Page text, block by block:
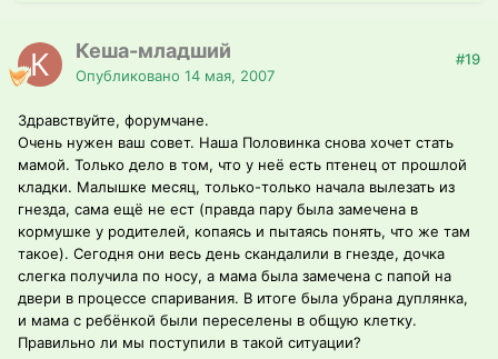
Кеша-младший
Опубликовано 14 мая, 2007
#19
Здравствуйте, форумчане.
Очень нужен ваш совет. Наша Половинка снова хочет стать
мамой. Только дело в том, что у неё есть птенец от прошлой
кладки. Малышке месяц, только-только начала вылезать из
гнезда, сама ещё не ест (правда пару была замечена в
кормушке у родителей, копаясь и пытаясь понять, что же там
такое). Сегодня они весь день скандалили в гнезде, дочка
слегка получила по носу, а мама была замечена с папой на
двери в процессе спаривания. В итоге была убрана дуплянка,
и мама с ребёнкой были переселены в общую клетку.
Правильно ли мы поступили в такой ситуации?